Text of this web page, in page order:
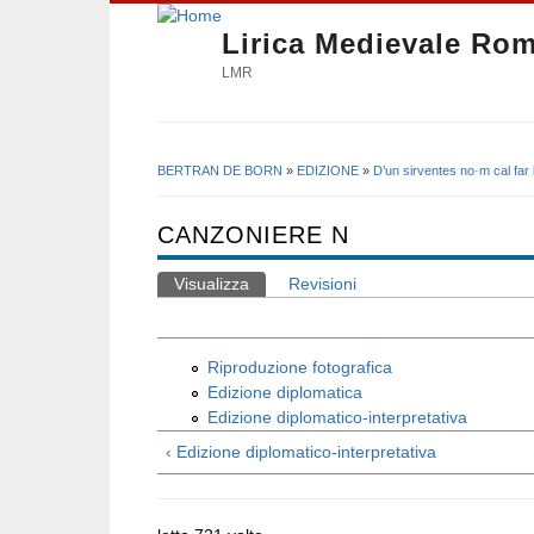
Lirica Medievale
LMR
BERTRAN DE BORN » EDIZIONE » D’un sirventes no·m cal
CANZONIERE N
Schede primarie
Visualizza (scheda attiva)
Revisioni
Riproduzione fotografica
Edizione diplomatica
Edizione diplomatico-interpretativa
‹ Edizione diplomatico-interpretativa